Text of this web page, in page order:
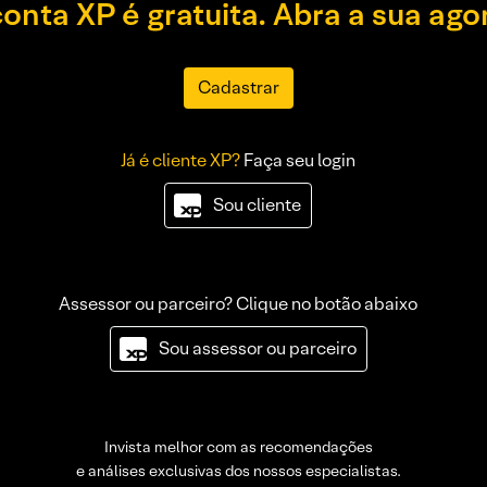
XP é gratuita. Abra a sua
Cadastrar
Já é cliente XP?Faça seu login
Sou cliente
Assessor ou parceiro? Clique no botão abaixo
Sou assessor ou parceiro
Invista melhor com as recomendações
e análises exclusivas dos nossos especialistas.